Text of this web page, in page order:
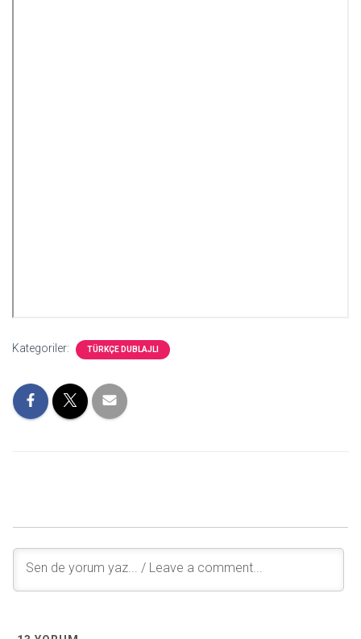
Kategoriler: TÜRKÇE DUBLAJLI